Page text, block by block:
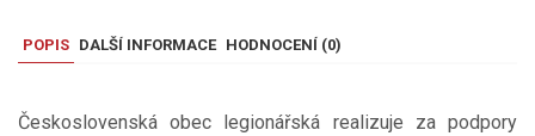
POPIS DALŠÍ INFORMACE HODNOCENÍ (0)
Československá obec legionářská realizuje za podpory